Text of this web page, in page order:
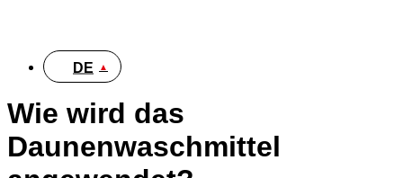
DE
Wie wird das
Daunenwaschmittel